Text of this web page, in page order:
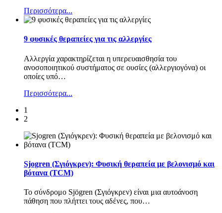
Περισσότερα...
9 φυσικές θεραπείες για τις αλλεργίες
Αλλεργία χαρακτηρίζεται η υπερευαισθησία του
ανοσοποιητικού συστήματος σε ουσίες (αλλεργιογόνα) οι
οποίες υπό…
Περισσότερα...
1
2
Sjogren (Σγιόγκρεν): Φυσική θεραπεία με βελονισμό και
βότανα (TCM)
Το σύνδρομο Sjögren (Σγιόγκρεν) είναι μια αυτοάνοση
πάθηση που πλήττει τους αδένες, που…